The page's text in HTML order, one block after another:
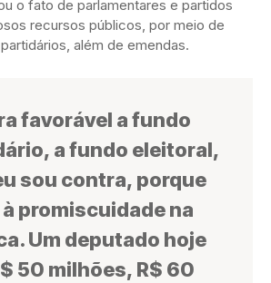
o fato de parlamentares e partidos
recursos públicos, por meio de
além de emendas.
favorável a fundo
a fundo eleitoral,
sou contra, porque
promiscuidade na
Um deputado hoje
50 milhões, R$ 60